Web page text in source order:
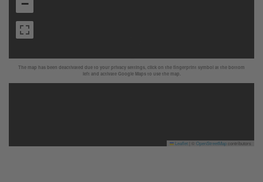
The map has been deactivated due to your privacy settings, click on the fingerprint symbol at the bottom
left and activate Google Maps to use the map.
−
Leaflet OpenStreetMapcontributors